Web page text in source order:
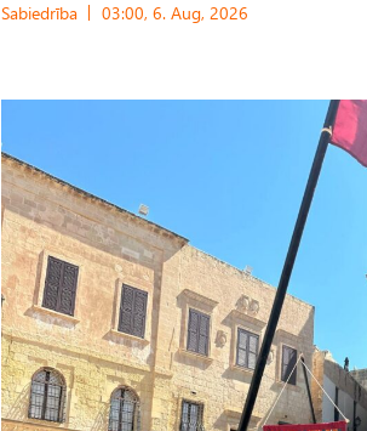
Sabiedrība 03:00, 6. Aug, 2026